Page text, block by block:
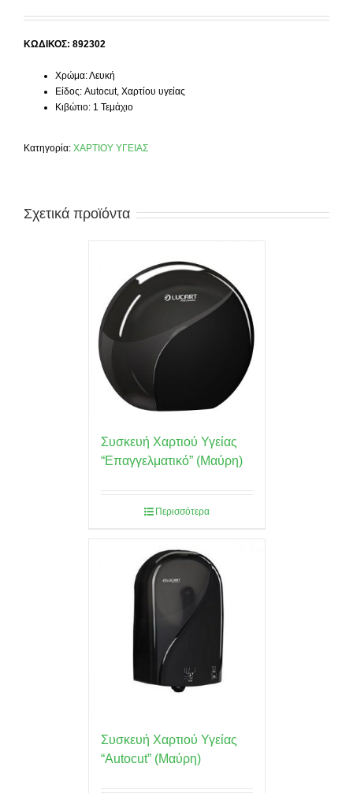
ΚΩΔΙΚΟΣ: 892302
Χρώμα: Λευκή
Είδος: Autocut, Χαρτίου υγείας
Κιβώτιο: 1 Τεμάχιο
Κατηγορία: ΧΑΡΤΙΟΥ ΥΓΕΙΑΣ
Σχετικά προϊόντα
Συσκευή Χαρτιού Υγείας
“Επαγγελματικό” (Μαύρη)
Περισσότερα
Συσκευή Χαρτιού Υγείας
“Autocut” (Μαύρη)